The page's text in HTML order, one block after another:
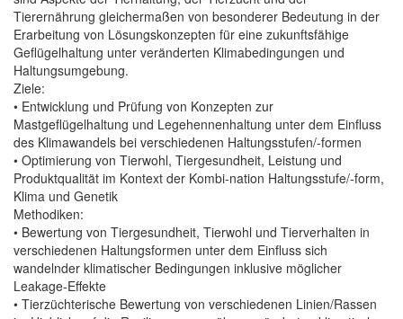
Tierernährung gleichermaßen von besonderer Bedeutung in der
Erarbeitung von Lösungskonzepten für eine zukunftsfähige
Geflügelhaltung unter veränderten Klimabedingungen und
Haltungsumgebung.
Ziele:
• Entwicklung und Prüfung von Konzepten zur
Mastgeflügelhaltung und Legehennenhaltung unter dem Einfluss
des Klimawandels bei verschiedenen Haltungsstufen/-formen
• Optimierung von Tierwohl, Tiergesundheit, Leistung und
Produktqualität im Kontext der Kombi-nation Haltungsstufe/-form,
Klima und Genetik
Methodiken:
• Bewertung von Tiergesundheit, Tierwohl und Tierverhalten in
verschiedenen Haltungsformen unter dem Einfluss sich
wandelnder klimatischer Bedingungen inklusive möglicher
Leakage-Effekte
• Tierzüchterische Bewertung von verschiedenen Linien/Rassen